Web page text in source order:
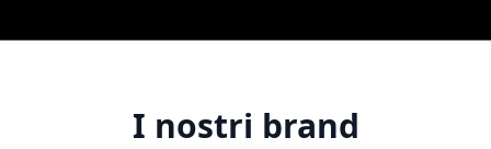
I nostri brand